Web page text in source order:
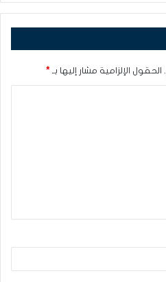
الحقول الإلزامية مشار إليها بـ *